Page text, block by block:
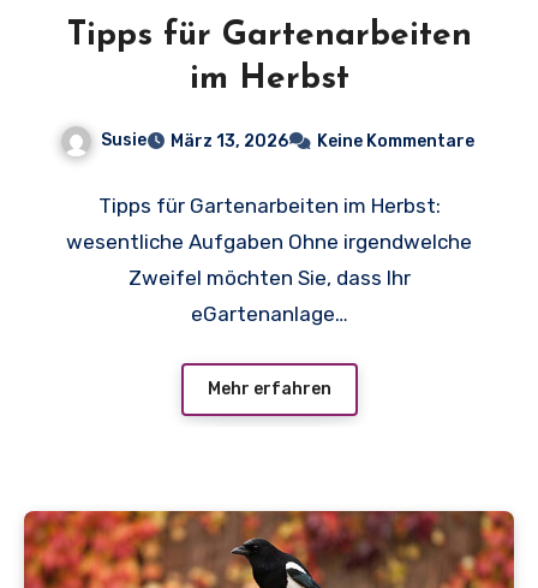
Tipps für Gartenarbeiten
im Herbst
Susie März 13, 2026 Keine Kommentare
Tipps für Gartenarbeiten im Herbst:
wesentliche Aufgaben Ohne irgendwelche
Zweifel möchten Sie, dass Ihr
eGartenanlage…
Mehr erfahren